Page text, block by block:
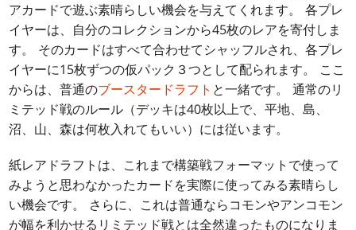
アカードで遊ぶ素晴らしい機会を与えてくれます。 各プレ
イヤーは、自分のコレクションから45枚のレアを寄付しま
す。 そのカードはすべて合わせてシャッフルされ、各プレ
イヤーに15枚ずつの仮パック３つとして配られます。 ここ
からは、普通のブースタードラフト と一緒です。 通常のリ
ミテッド戦のルール（デッキは40枚以上で、平地、島、
沼、山、森は何枚入れてもいい）には従います。
紙レアドラフトは、これまで構築戦フォーマットで使って
みようと思わなかったカードを実際に使ってみる素晴らし
い機会です。 さらに、これは普通ならコモンやアンコモン
が幅を利かせるリミテッド戦とは全然違ったものになりま